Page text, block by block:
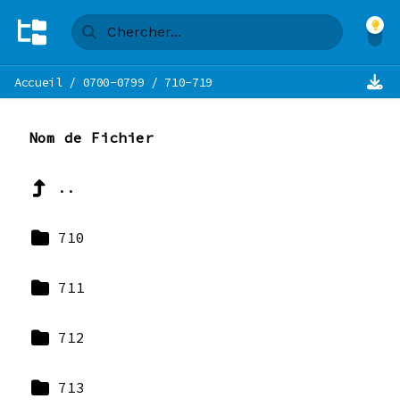
Accueil/ 0700-0799 / 710-719
Nom de Fichier
..
710
711
712
713